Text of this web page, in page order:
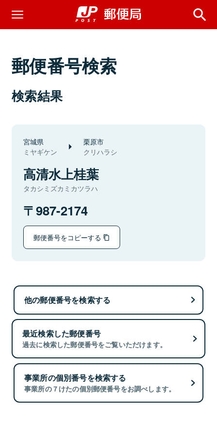
郵便番号検索
検索結果
宮城県
ミヤギケン
栗原市
クリハラシ
高清水上桂葉
タカシミズカミカツラハ
987-2174
郵便番号をコピーする
他の郵便番号を検索する
最近検索した郵便番号
過去に検索した郵便番号をご覧いただけます。
事業所の個別番号を検索する
事業所の７けたの個別郵便番号をお調べします。